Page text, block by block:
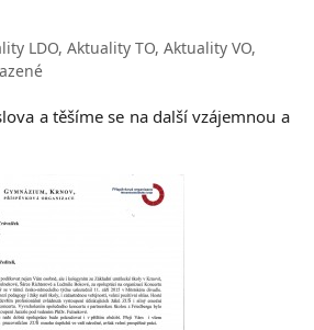
LDO,Aktuality TO,Aktuality VO,
a těšíme se na další vzájemnou a